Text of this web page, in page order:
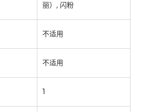
丽）, 闪粉
不适用
不适用
1